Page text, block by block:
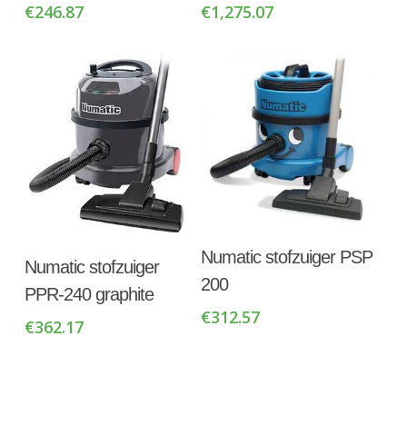
€246.87 €1,275.07
Winkelwagen
Numatic stofzuiger
PPR-240 graphite
€362.17
Winkelwagen
Numatic stofzuiger PSP
200
€312.57